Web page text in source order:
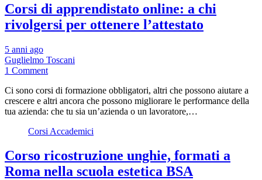
Corsi di apprendistato online: a chi
rivolgersi per ottenere l’attestato
5 anni ago
Guglielmo Toscani
1 Comment
Ci sono corsi di formazione obbligatori, altri che possono aiutare a
crescere e altri ancora che possono migliorare le performance della
tua azienda: che tu sia un’azienda o un lavoratore,…
Corsi Accademici
Corso ricostruzione unghie, formati a
Roma nella scuola estetica BSA